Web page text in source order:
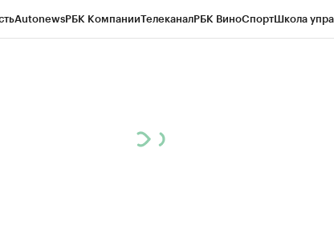
AutonewsРБК КомпанииТелеканалРБК ВиноСпортШкола